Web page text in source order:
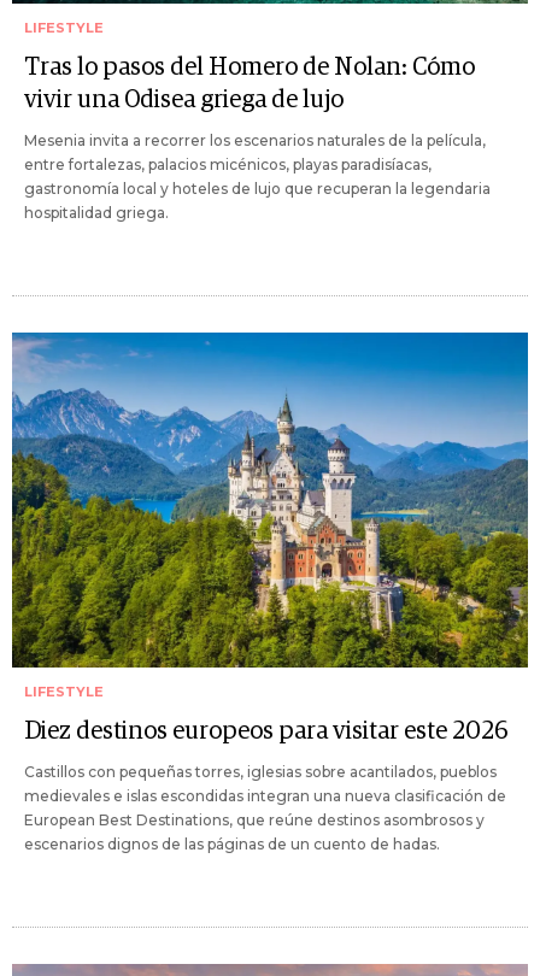
LIFESTYLE
Tras lo pasos del Homero de Nolan: Cómo
vivir una Odisea griega de lujo
Mesenia invita a recorrer los escenarios naturales de la película,
entre fortalezas, palacios micénicos, playas paradisíacas,
gastronomía local y hoteles de lujo que recuperan la legendaria
hospitalidad griega.
LIFESTYLE
Diez destinos europeos para visitar este 2026
Castillos con pequeñas torres, iglesias sobre acantilados, pueblos
medievales e islas escondidas integran una nueva clasificación de
European Best Destinations, que reúne destinos asombrosos y
escenarios dignos de las páginas de un cuento de hadas.